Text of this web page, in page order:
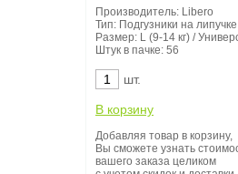
Производитель: Libero
Тип: Подгузники на липучке
Размер: L (9-14 кг) /
Штук в пачке: 56
шт.
Добавляя товар в корзину,
Вы сможете узнать
вашего заказа целиком